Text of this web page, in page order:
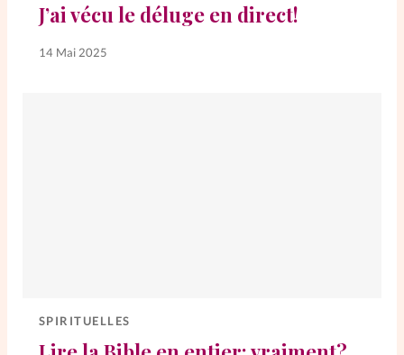
J’ai vécu le déluge en direct!
14 Mai 2025
SPIRITUELLES